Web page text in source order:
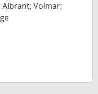
Volmar;